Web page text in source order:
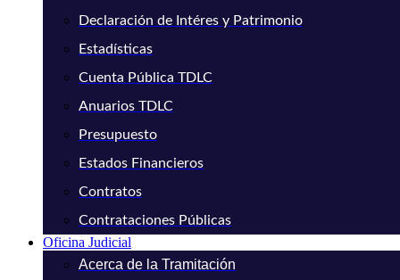
Declaración de Intéres y Patrimonio
Estadísticas
Cuenta Pública TDLC
Anuarios TDLC
Presupuesto
Estados Financieros
Contratos
Contrataciones Públicas
Oficina Judicial
Acerca de la Tramitación